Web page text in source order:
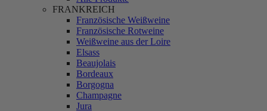
FRANKREICH
Französische Weißweine
Französische Rotweine
Weißweine aus der Loire
Elsass
Beaujolais
Bordeaux
Borgogna
Champagne
Jura